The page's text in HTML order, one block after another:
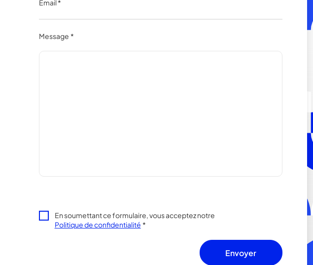
Message *
En soumettant ce formulaire, vous acceptez notre
Politique de confidentialité *